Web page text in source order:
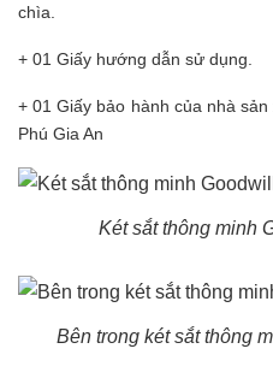
chìa.
+ 01 Giấy hướng dẫn sử dụng.
+ 01 Giấy bảo hành của nhà
Phú Gia An
Két sắt thông minh
Bên trong két sắt thông